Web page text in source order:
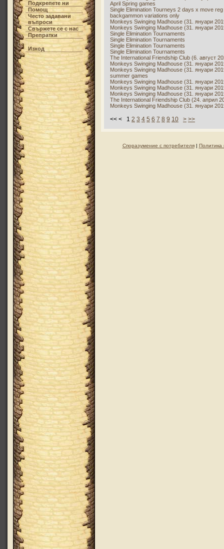
Подкрепете ни
Помощ
Често задавани
въпроси
Свържете се с нас
Препратки
Изход
April Spring games
Single Elimination Tourneys 2 days x move
backgammon variations only
Monkeys Swinging Madhouse (31. януари
Monkeys Swinging Madhouse (31. януари
Single Elimination Tournaments
Single Elimination Tournaments
Single Elimination Tournaments
Single Elimination Tournaments
The International Friendship Club (6. август
Monkeys Swinging Madhouse (31. януари
Monkeys Swinging Madhouse (31. януари
summer games
Monkeys Swinging Madhouse (31. януари
Monkeys Swinging Madhouse (31. януари
Monkeys Swinging Madhouse (31. януари
The International Friendship Club (24. април
Monkeys Swinging Madhouse (31. януари
<< < 1 2 3 4 5 6 7 8 9 10 > >>
Споразумение с потребителя| Политика